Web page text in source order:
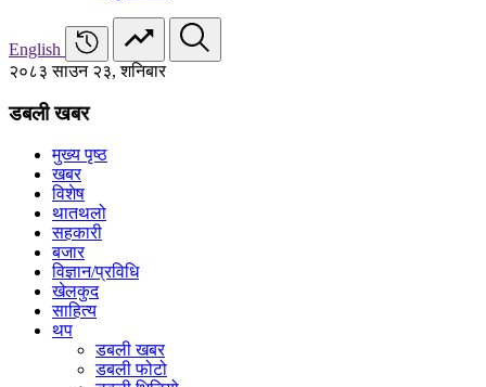
English
२०८३ साउन २३, शनिबार
डबली खबर
मुख्य पृष्ठ
खबर
विशेष
थातथलो
सहकारी
बजार
विज्ञान/प्रविधि
खेलकुद
साहित्य
थप
डबली खबर
डबली फोटो